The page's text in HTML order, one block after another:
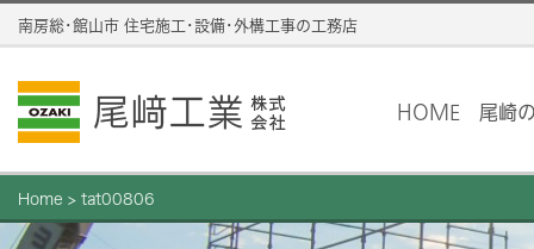
南房総･館山市 住宅施工･設備･外構工事の工務店
HOME 尾崎
Home > tat00806